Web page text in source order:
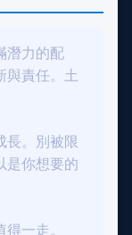
潛力的配
與責任。土
長。別被限
是你想要的
一走。